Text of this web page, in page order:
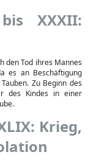
XXXII:
den Tod ihres Mannes
es an Beschäftigung
Zu Beginn des
des Kindes in einer
Krieg,